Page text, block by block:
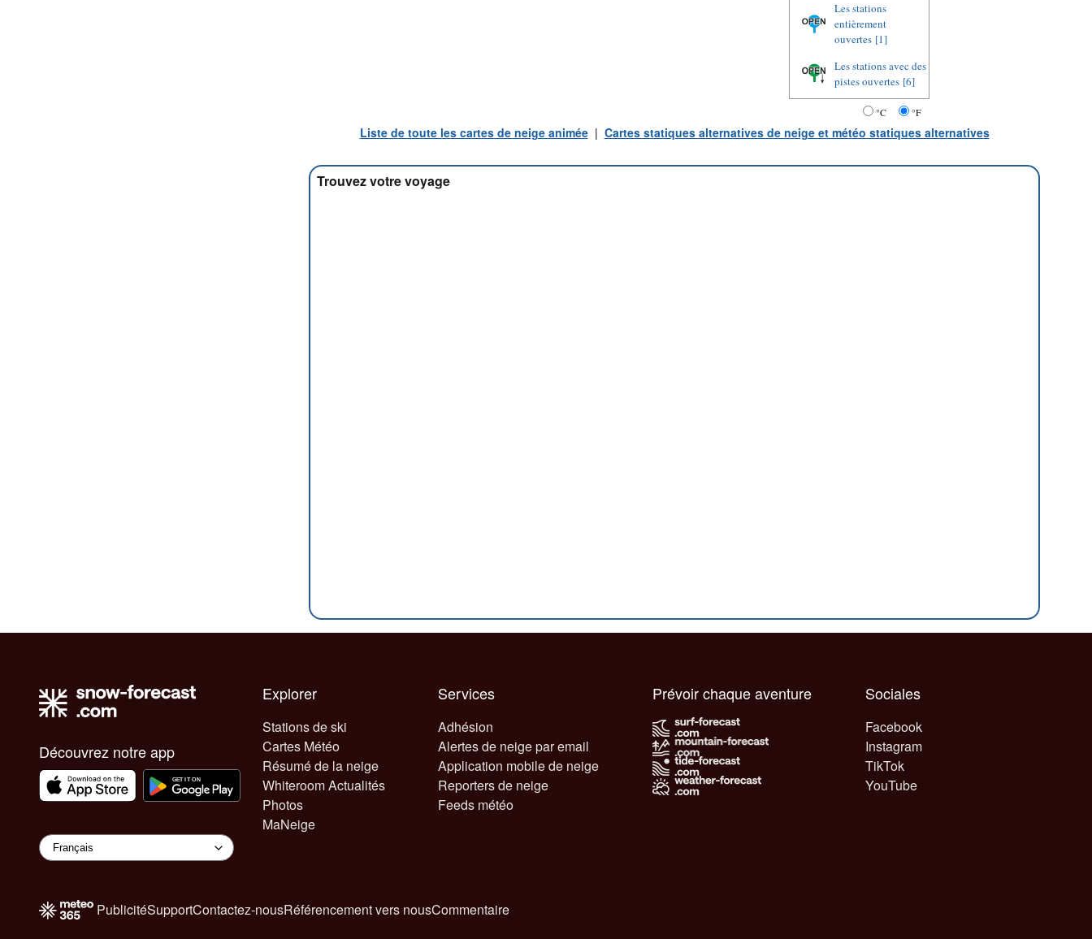
Les stations
entièrement
ouvertes [1]
Les stations avec des
pistes ouvertes [6]
°C °F
Liste de toute les cartes de neige animée| Cartes statiques alternatives de neige et météo statiques alternatives
Trouvez votre voyage
Découvrez notre app
Explorer
Stations de ski
Cartes Météo
Résumé de la neige
Whiteroom Actualités
Photos
MaNeige
Services
Adhésion
Alertes de neige par email
Application mobile de neige
Reporters de neige
Feeds météo
Sociales
Facebook
Instagram
TikTok
YouTube
Prévoir chaque aventure
PublicitéSupportContactez-nousRéférencement vers nousCommentaire